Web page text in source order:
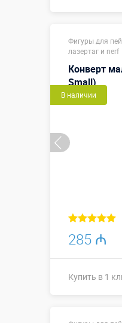
Фигуры для
лазертаг и nerf
Конверт
Small)
В наличии
285 ₼
Купить в 1